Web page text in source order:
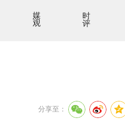
媒观 时评
分享至：